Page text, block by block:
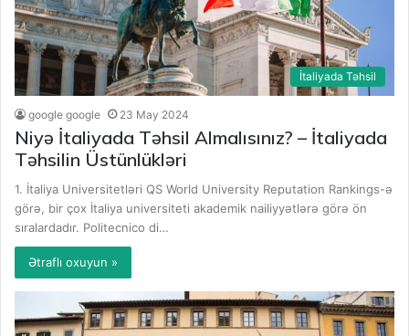
İtaliyada Təhsil
google google 23 May 2024
Niyə İtaliyada Təhsil Almalısınız? – İtaliyada
Təhsilin Üstünlükləri
1. İtaliya Universitetləri QS World University Reputation Rankings-ə
görə, bir çox İtaliya universiteti akademik nailiyyətlərə görə ön
sıralardadır. Politecnico di…
Ətraflı oxuyun »